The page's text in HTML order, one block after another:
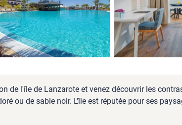
de l'île de Lanzarote et venez découvrir les
ou de sable noir. L'île est réputée pour ses